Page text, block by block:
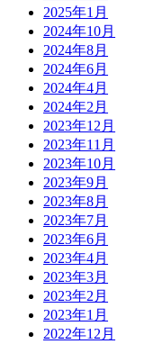
2025年1月
2024年10月
2024年8月
2024年6月
2024年4月
2024年2月
2023年12月
2023年11月
2023年10月
2023年9月
2023年8月
2023年7月
2023年6月
2023年4月
2023年3月
2023年2月
2023年1月
2022年12月